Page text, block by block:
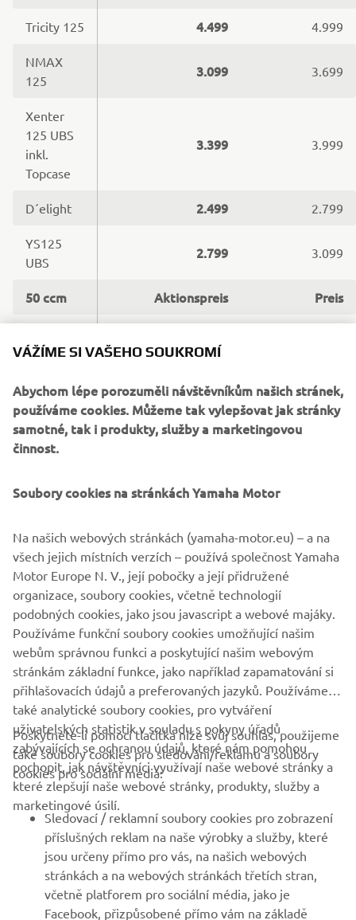
Tricity 125 4.499 4.999
NMAX
125
3.099 3.699
Xenter
125 UBS
inkl.
Topcase
3.399 3.999
D´elight 2.499 2.799
YS125
UBS
2.799 3.099
50 ccm Aktionspreis Preis
Takt
2.999
Neo´s 4
Takt UBS
2.499 2.999
Die Preise sind unverbindliche, nicht kartellierte
sämtlicher Nebenkosten. Aktionspreise gültig bei
Zulassung bis Ende Juni 2019, solange der Vorrat reicht
bzw. bis auf Widerruf! Tippfehler, Irrtümer und
Preisänderungen vorbehalten! Gültig ab 01/2019 bis auf
Widerruf oder Ablauf der Zeitbefristung. Vorherige
Preislisten verlieren ihre Gültigkeit.
FIREMNÍ
B2B
VÍCE YAMAHA
PODPORA
VÁŽÍME SI VAŠEHO SOUKROMÍ
Abychom lépe porozuměli návštěvníkům našich stránek,
používáme cookies. Můžeme tak vylepšovat jak stránky
samotné, tak i produkty, služby a marketingovou
činnost.
Soubory cookies na stránkách Yamaha Motor
Na našich webových stránkách (yamaha-motor.eu) – a na
všech jejich místních verzích – používá společnost Yamaha
Motor Europe N. V., její pobočky a její přidružené
organizace, soubory cookies, včetně technologií
podobných cookies, jako jsou javascript a webové majáky.
Používáme funkční soubory cookies umožňující našim
webům správnou funkci a poskytující našim webovým
stránkám základní funkce, jako například zapamatování si
přihlašovacích údajů a preferovaných jazyků. Používáme
také analytické soubory cookies, pro vytváření
uživatelských statistik v souladu s pokyny úřadů
zabývajících se ochranou údajů, které nám pomohou
pochopit, jak návštěvníci využívají naše webové stránky a
které zlepšují naše webové stránky, produkty, služby a
marketingové úsilí.
Poskytnete-li pomocí tlačítka níže svůj souhlas, použijeme
také soubory cookies pro sledování/reklamu a soubory
cookies pro sociální média:
Sledovací / reklamní soubory cookies pro zobrazení
příslušných reklam na naše výrobky a služby, které
jsou určeny přímo pro vás, na našich webových
stránkách a na webových stránkách třetích stran,
včetně platforem pro sociální média, jako je
Facebook, přizpůsobené přímo vám na základě